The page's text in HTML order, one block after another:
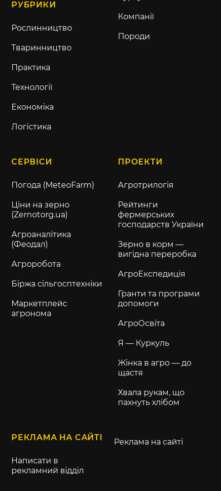
РУБРИКИ
Рослинництво
Тваринництво
Практика
Технології
Економіка
Логістика
Компанії
Породи
СЕРВІСИ
Погода (MeteoFarm)
Ціни на зерно
(Zernotorg.ua)
Агроаналітика
(Феодал)
Агроробота
Біржа сільгосптехніки
Маркетплейс
агронома
ПРОЕКТИ
Агротрилогія
Рейтинги
фермерських
господарств України
Зерно в корм —
вигідна переробка
АгроЕкспедиція
Гранти та програми
допомоги
АгроОсвіта
Я — Куркуль
Жінка в агро — до
щастя
Хвала рукам, що
пахнуть хлібом
РЕКЛАМА НА САЙТІ
Написати в
рекламний відділ
Реклама на сайті